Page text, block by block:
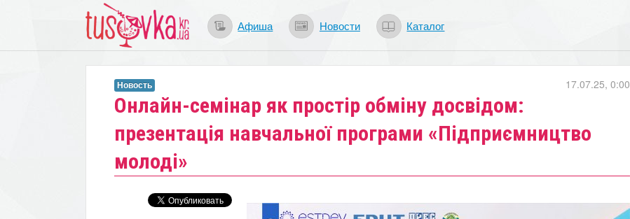
Афиша Новости Каталог
Онлайн-семінар як простір обміну досвідом:
презентація навчальної програми «Підприємництво
молоді»
17.07.25, 0:00
Новость